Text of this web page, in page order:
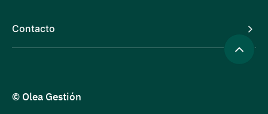
Contacto
© Olea Gestión